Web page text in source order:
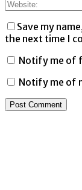
Save my
the next time I
Notify me of
Notify me of